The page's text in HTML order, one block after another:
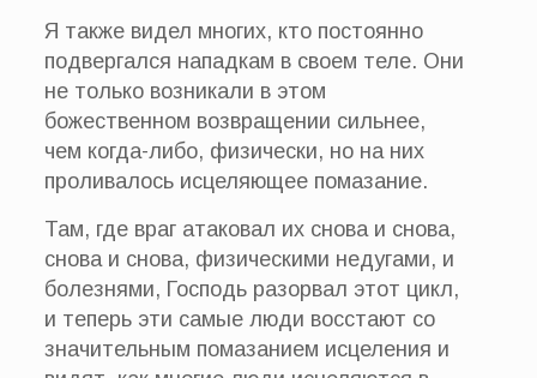
Я также видел многих, кто постоянно
подвергался нападкам в своем теле. Они
не только возникали в этом
божественном возвращении сильнее,
чем когда-либо, физически, но на них
проливалось исцеляющее помазание.
Там, где враг атаковал их снова и снова,
снова и снова, физическими недугами, и
болезнями, Господь разорвал этот цикл,
и теперь эти самые люди восстают со
значительным помазанием исцеления и